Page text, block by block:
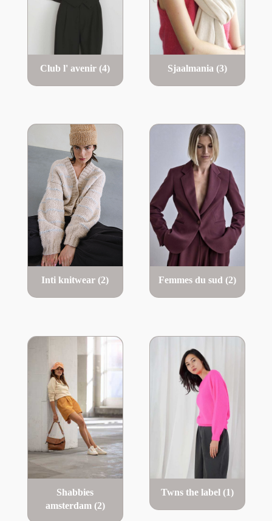
Club l' avenir (4) Sjaalmania (3)
Inti knitwear (2) Femmes du sud (2)
Shabbies
amsterdam (2)
Twns the label (1)